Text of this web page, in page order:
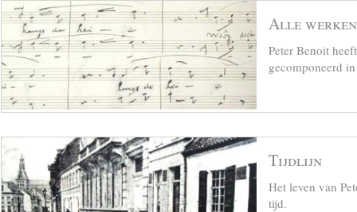
Alle werken
Peter Benoit
gecomponeerd
Tijdlijn
Het leven van
tijd.